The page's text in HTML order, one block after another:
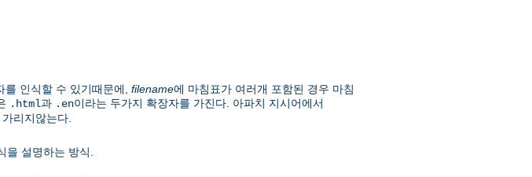
인식할 수 있기때문에, filename에 마침표가 여러개 포함된 경우 마침
.html과 .en이라는 두가지 확장자를 가진다. 아파치 지시어에서
리지않는다.
설명하는 방식.